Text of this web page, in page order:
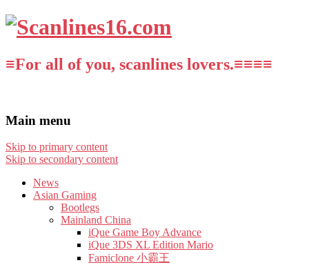
≡For all of you, scanlines lovers.≡≡≡≡
Main menu
Skip to primary content
Skip to secondary content
News
Asian Gaming
Bootlegs
Mainland China
iQue Game Boy Advance
iQue 3DS XL Edition Mario
Famiclone 小霸王